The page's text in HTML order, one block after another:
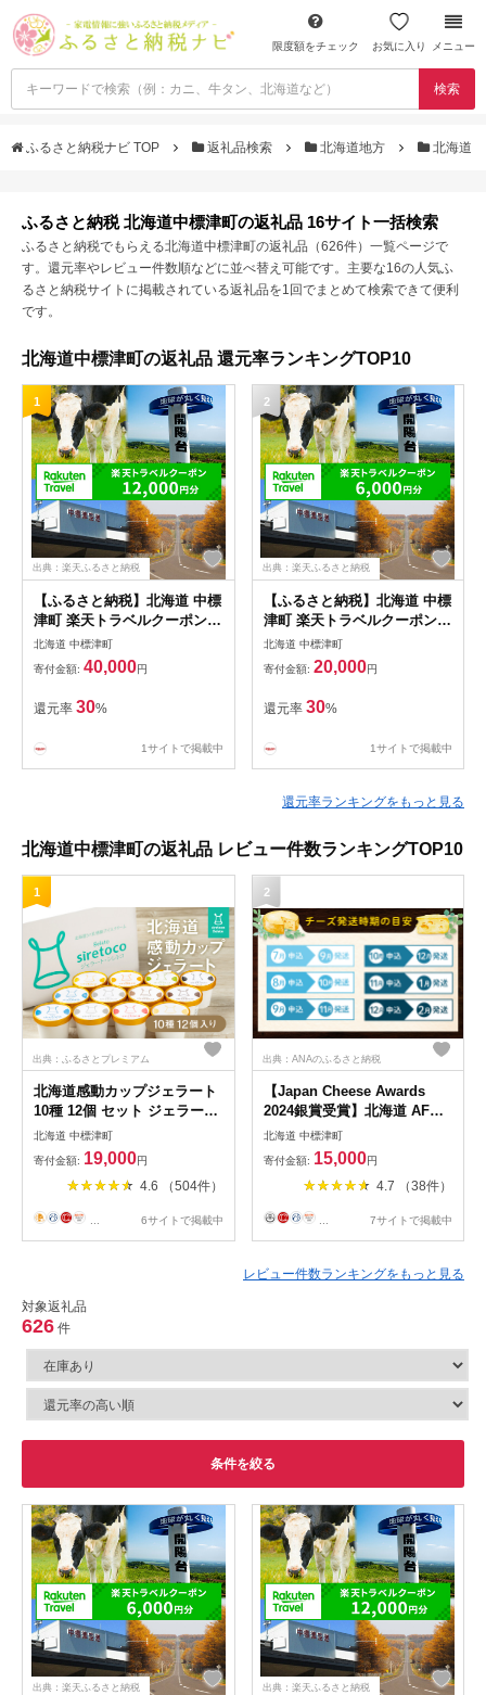
限度額をチェック お気に入り メニュー
検索
ふるさと納税ナビ TOP 返礼品検索 北海道地方 北海道
ふるさと納税 北海道中標津町の返礼品 16サイト一括検索
ふるさと納税でもらえる北海道中標津町の返礼品（626件）一覧ページで
す。還元率やレビュー件数順などに並べ替え可能です。主要な16の人気ふ
るさと納税サイトに掲載されている返礼品を1回でまとめて検索できて便利
です。
北海道中標津町の返礼品 還元率ランキングTOP10
1
出典：楽天ふるさと納税
【ふるさと納税】北海道 中標
津町 楽天トラベルクーポン
クーポン 12,000円 12,000円
分 トラベル 宿泊 温泉 宿泊券
観光地応援 旅館 観光 ホテル
クーポン 全国旅行支援 宿泊
予約 旅行 ふるさと納税 旅行
北海道 中標津町
寄付金額: 40,000円
還元率 30%
1サイトで掲載中
2
出典：楽天ふるさと納税
【ふるさと納税】北海道 中標
津町 楽天トラベルクーポン
クーポン 6,000円 6,000円分
トラベル 宿泊 温泉 宿泊券 観
光地応援 旅館 観光 ホテル ク
ーポン 全国旅行支援 宿泊予
約 旅行 ふるさと納税 旅行券
北海道 中標津町
寄付金額: 20,000円
還元率 30%
1サイトで掲載中
還元率ランキングをもっと見る
北海道中標津町の返礼品 レビュー件数ランキングTOP10
1
出典：ふるさとプレミアム
北海道感動カップジェラート
10種 12個 セット ジェラート
アイス カップ カップアイス
アイスクリーム シャーベット
オンライン 申請 ふるさと納
税 北海道 中標津 デザート ス
イーツ おやつ 新鮮 ミルク し
ぼりたて 絶品 詰め合わせ 中
北海道 中標津町
寄付金額: 19,000円
4.6 （504件）
6サイトで掲載中
2
出典：ANAのふるさと納税
【Japan Cheese Awards
2024銀賞受賞】北海道 AFく
らぶ ゴーダチーズ 125g×4
個 計500g 人気商品につ
き、3ヶ月以内に発送予定
【1701002】
北海道 中標津町
寄付金額: 15,000円
4.7 （38件）
7サイトで掲載中
レビュー件数ランキングをもっと見る
対象返礼品
626 件
条件を絞る
出典：楽天ふるさと納税 出典：楽天ふるさと納税